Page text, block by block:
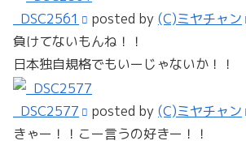
_DSC2561 posted by (C)ミヤチャン
負けてないもんね！！
日本独自規格でもいーじゃないか！！
_DSC2577 posted by (C)ミヤチャン
きゃー！！こー言うの好きー！！